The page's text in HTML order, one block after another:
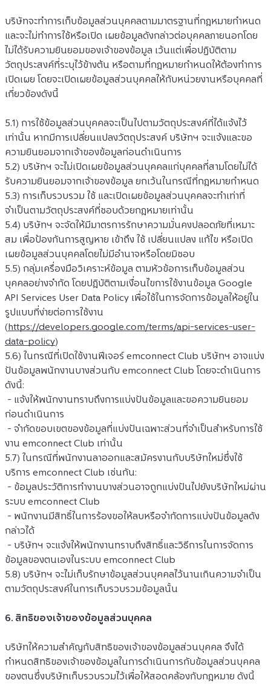
บริษัทจะทำการเก็บข้อมูลส่วนบุคคลตามมาตรฐานที่กฎหมายกำหนด
และจะไม่ทำการใช้หรือเปิด เผยข้อมูลดังกล่าวต่อบุคคลภายนอกโดย
ไม่ได้รับความยินยอมของเจ้าของข้อมูล เว้นแต่เพื่อปฏิบัติตาม
วัตถุประสงค์ที่ระบุไว้ข้างต้น หรือตามที่กฎหมายกำหนดให้ต้องทำการ
เปิดเผย โดยจะเปิดเผยข้อมูลส่วนบุคคลให้กับหน่วยงานหรือบุคคลที่
เกี่ยวข้องดังนี้
5.1) การใช้ข้อมูลส่วนบุคคลจะเป็นไปตามวัตถุประสงค์ที่ได้แจ้งไว้
เท่านั้น หากมีการเปลี่ยนแปลงวัตถุประสงค์ บริษัทฯ จะแจ้งและขอ
ความยินยอมจากเจ้าของข้อมูลก่อนดำเนินการ
5.2) บริษัทฯ จะไม่เปิดเผยข้อมูลส่วนบุคคลแก่บุคคลที่สามโดยไม่ได้
รับความยินยอมจากเจ้าของข้อมูล ยกเว้นในกรณีที่กฎหมายกำหนด
5.3) การเก็บรวบรวม ใช้ และเปิดเผยข้อมูลส่วนบุคคลจะทำเท่าที่
จำเป็นตามวัตถุประสงค์ที่ชอบด้วยกฎหมายเท่านั้น
5.4) บริษัทฯ จะจัดให้มีมาตรการรักษาความมั่นคงปลอดภัยที่เหมาะ
สม เพื่อป้องกันการสูญหาย เข้าถึง ใช้ เปลี่ยนแปลง แก้ไข หรือเปิด
เผยข้อมูลส่วนบุคคลโดยไม่มีอำนาจหรือโดยมิชอบ
5.5) กลุ่มเครื่องมือวิเคราะห์ข้อมูล ตามหัวข้อการเก็บข้อมูลส่วน
บุคคลอย่างจำกัด โดยปฎิบัติตามเงื่อนไขการใช้งานข้อมูล Google
API Services User Data Policy เพื่อใช้ในการจัดการข้อมูลให้อยู่ใน
รูปแบบที่ง่ายต่อการใช้งาน
(https://developers.google.com/terms/api-services-user-
data-policy)
5.6) ในกรณีที่เปิดใช้งานฟีเจอร์ emconnect Club บริษัทฯ อาจแบ่ง
ปันข้อมูลพนักงานบางส่วนกับ emconnect Club โดยจะดำเนินการ
ดังนี้:
- แจ้งให้พนักงานทราบถึงการแบ่งปันข้อมูลและขอความยินยอม
ก่อนดำเนินการ
- จำกัดขอบเขตของข้อมูลที่แบ่งปันเฉพาะส่วนที่จำเป็นสำหรับการใช้
งาน emconnect Club เท่านั้น
5.7) ในกรณีที่พนักงานลาออกและสมัครงานกับบริษัทใหม่ซึ่งใช้
บริการ emconnect Club เช่นกัน:
- ข้อมูลประวัติการทำงานบางส่วนอาจถูกแบ่งปันไปยังบริษัทใหม่ผ่าน
ระบบ emconnect Club
- พนักงานมีสิทธิ์ในการร้องขอให้ลบหรือจำกัดการแบ่งปันข้อมูลดัง
กล่าวได้
- บริษัทฯ จะแจ้งให้พนักงานทราบถึงสิทธิ์และวิธีการในการจัดการ
ข้อมูลของตนเองในระบบ emconnect Club
5.8) บริษัทฯ จะไม่เก็บรักษาข้อมูลส่วนบุคคลไว้นานเกินความจำเป็น
ตามวัตถุประสงค์ในการเก็บรวบรวมข้อมูลนั้น
6. สิทธิของเจ้าของข้อมูลส่วนบุคคล
บริษัทให้ความสำคัญกับสิทธิของเจ้าของข้อมูลส่วนบุคคล จึงได้
กำหนดสิทธิของเจ้าของข้อมูลในการดำเนินการกับข้อมูลส่วนบุคคล
ของตนซึ่งบริษัทเก็บรวบรวมไว้เพื่อให้สอดคล้องกับกฎหมาย ดังนี้